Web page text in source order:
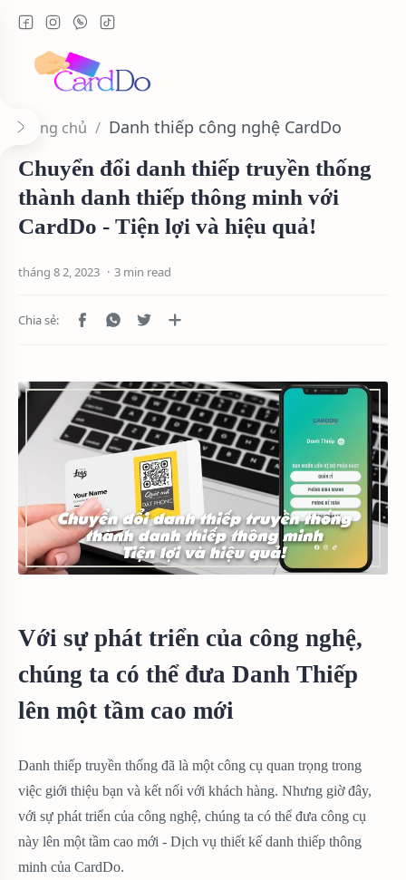
Trang chủ Danh thiếp công nghệ CardDo
Chuyển đổi danh thiếp truyền thống
thành danh thiếp thông minh với
CardDo - Tiện lợi và hiệu quả!
3 min read
Với sự phát triển của công nghệ,
chúng ta có thể đưa Danh Thiếp
lên một tầm cao mới
Danh thiếp truyền thống đã là một công cụ quan trọng trong
việc giới thiệu bạn và kết nối với khách hàng. Nhưng giờ đây,
với sự phát triển của công nghệ, chúng ta có thể đưa công cụ
này lên một tầm cao mới - Dịch vụ thiết kế danh thiếp thông
minh của CardDo.